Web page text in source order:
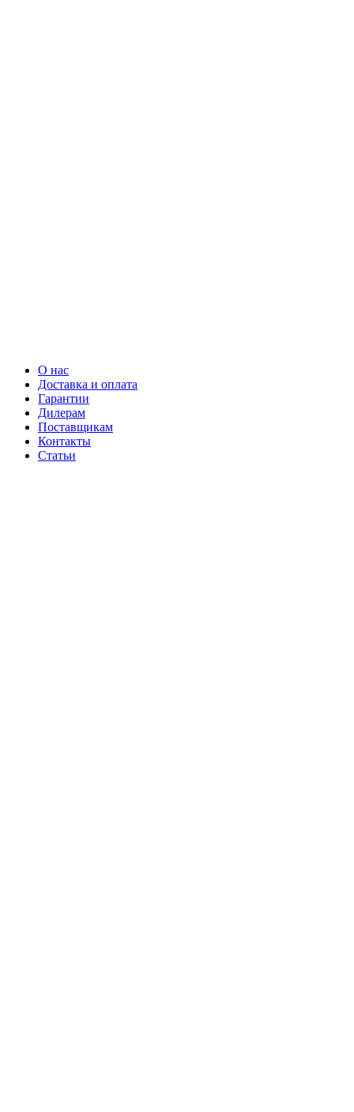
О нас
Доставка и оплата
Гарантии
Дилерам
Поставщикам
Контакты
Статьи